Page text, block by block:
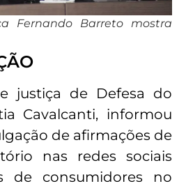
Fernando Barreto mostra
justiça de Defesa do
Cavalcanti, informou
de afirmações de
nas redes sociais
de consumidores no